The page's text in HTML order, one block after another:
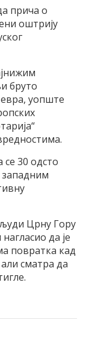
прича о
оштрију
бруто
уопште
се 30 одсто
Црну Гору
да је
повратка кад
сматра да